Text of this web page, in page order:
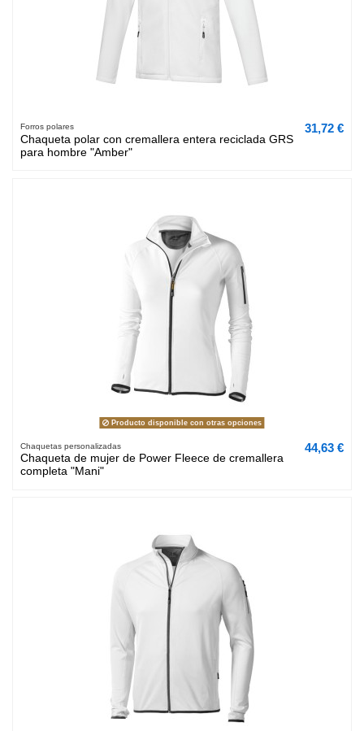
Forros polares
Chaqueta polar con cremallera entera reciclada GRS
para hombre "Amber"
31,72 €
Producto disponible con otras opciones
Chaquetas personalizadas
Chaqueta de mujer de Power Fleece de cremallera
completa "Mani"
44,63 €